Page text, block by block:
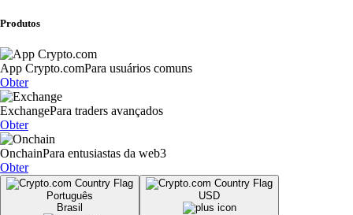
Produtos
App Crypto.comPara usuários comuns
Obter
ExchangePara traders avançados
Obter
OnchainPara entusiastas da web3
Obter
Português
Brasil
USD